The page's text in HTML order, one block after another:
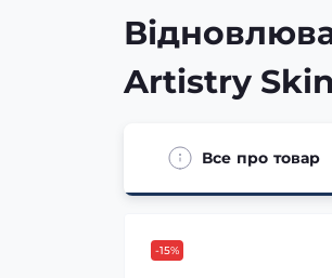
Artistry
Все про товар
-15%